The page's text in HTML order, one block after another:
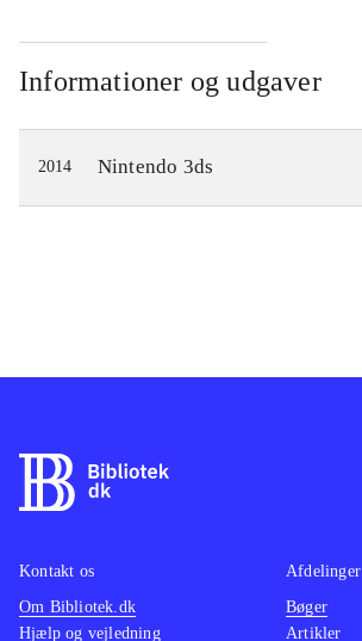
Informationer og udgaver
2014 Nintendo 3ds
Kontakt os
Om Bibliotek.dk
Hjælp og vejledning
Afdelinger
Bøger
Artikler